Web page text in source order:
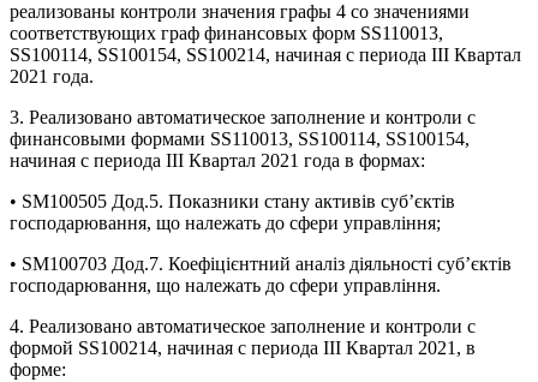
реализованы контроли значения графы 4 со значениями
соответствующих граф финансовых форм SS110013,
SS100114, SS100154, SS100214, начиная с периода ІІІ Квартал
2021 года.
3. Реализовано автоматическое заполнение и контроли с
финансовыми формами SS110013, SS100114, SS100154,
начиная с периода ІІІ Квартал 2021 года в формах:
• SM100505 Дод.5. Показники стану активів суб’єктів
господарювання, що належать до сфери управління;
• SM100703 Дод.7. Коефіцієнтний аналіз діяльності суб’єктів
господарювання, що належать до сфери управління.
4. Реализовано автоматическое заполнение и контроли с
формой SS100214, начиная с периода ІІІ Квартал 2021, в
форме: